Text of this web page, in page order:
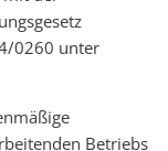
0260 unter
Betriebs